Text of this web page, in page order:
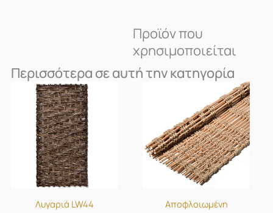
Προϊόν που
χρησιμοποιείται
Περισσότερα σε αυτή την κατηγορία
Λυγαριά LW44
Αποφλοιωμένη